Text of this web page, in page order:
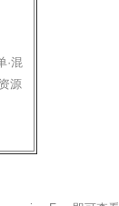
·混
源